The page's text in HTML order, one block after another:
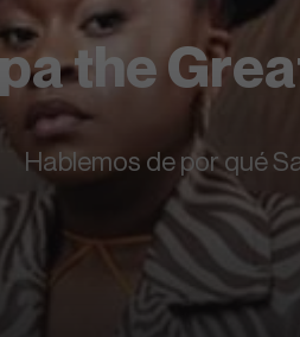
the
Hablemos de por qué